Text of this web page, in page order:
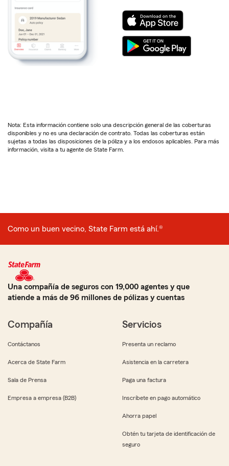
Nota: Esta información contiene solo una descripción general de las coberturas
disponibles y no es una declaración de contrato. Todas las coberturas están
sujetas a todas las disposiciones de la póliza y a los endosos aplicables. Para más
información, visita a tu agente de State Farm.
Como un buen vecino, State Farm está ahí.®
Una compañía de seguros con 19,000 agentes y que
atiende a más de 96 millones de pólizas y cuentas
Compañía
Contáctanos
Acerca de State Farm
Sala de Prensa
Empresa a empresa (B2B)
Servicios
Presenta un reclamo
Asistencia en la carretera
Paga una factura
Inscríbete en pago automático
Ahorra papel
Obtén tu tarjeta de identificación de
seguro